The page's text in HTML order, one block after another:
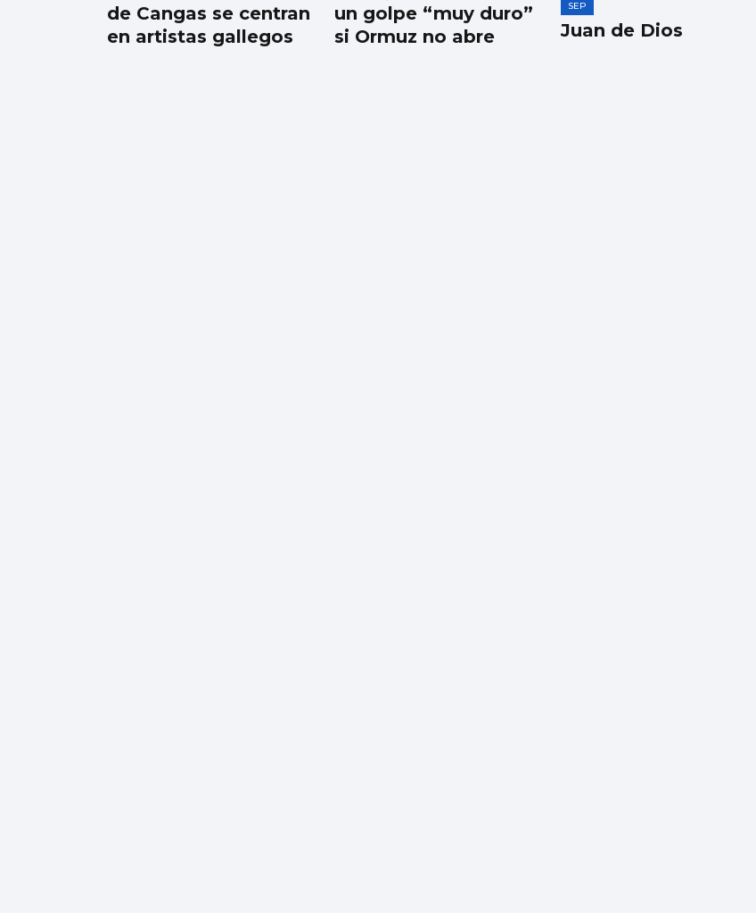
de Cangas se centran
en artistas gallegos
un golpe “muy duro”
si Ormuz no abre
SEP
Juan de Dios